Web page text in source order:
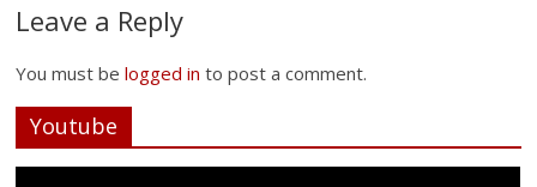
Leave a Reply
You must belogged in to post a comment.
Youtube